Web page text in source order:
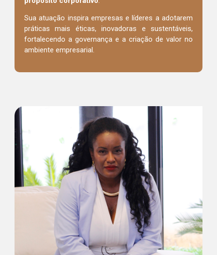
Sua atuação inspira empresas e líderes a adotarem
práticas mais éticas, inovadoras e sustentáveis,
fortalecendo a governança e a criação de valor no
ambiente empresarial.